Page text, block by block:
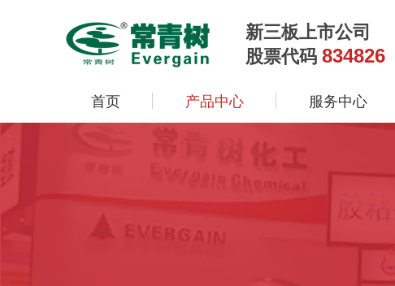
新三板上市公司
股票代码 834826
首页 产品中心 服务中心